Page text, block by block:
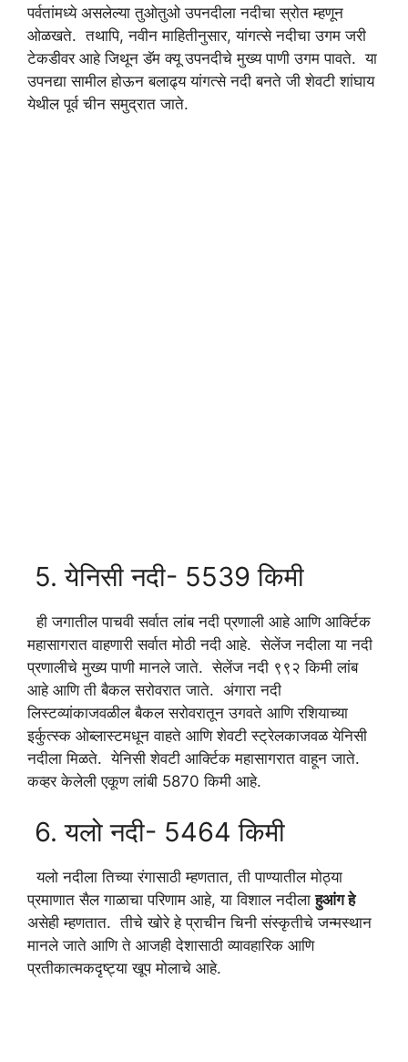
पर्वतांमध्ये असलेल्या तुओतुओ उपनदीला नदीचा स्रोत म्हणून
ओळखते. तथापि, नवीन माहितीनुसार, यांगत्से नदीचा उगम जरी
टेकडीवर आहे जिथून डॅम क्यू उपनदीचे मुख्य पाणी उगम पावते. या
उपनद्या सामील होऊन बलाढ्य यांगत्से नदी बनते जी शेवटी शांघाय
येथील पूर्व चीन समुद्रात जाते.
5. येनिसी नदी- 5539 किमी
ही जगातील पाचवी सर्वात लांब नदी प्रणाली आहे आणि आर्क्टिक
महासागरात वाहणारी सर्वात मोठी नदी आहे. सेलेंज नदीला या नदी
प्रणालीचे मुख्य पाणी मानले जाते. सेलेंज नदी ९९२ किमी लांब
आहे आणि ती बैकल सरोवरात जाते. अंगारा नदी
लिस्टव्यांकाजवळील बैकल सरोवरातून उगवते आणि रशियाच्या
इर्कुत्स्क ओब्लास्टमधून वाहते आणि शेवटी स्ट्रेलकाजवळ येनिसी
नदीला मिळते. येनिसी शेवटी आर्क्टिक महासागरात वाहून जाते.
कव्हर केलेली एकूण लांबी 5870 किमी आहे.
6. यलो नदी- 5464 किमी
यलो नदीला तिच्या रंगासाठी म्हणतात, ती पाण्यातील मोठ्या
प्रमाणात सैल गाळाचा परिणाम आहे, या विशाल नदीलाहुआंग हे
असेही म्हणतात. तीचे खोरे हे प्राचीन चिनी संस्कृतीचे जन्मस्थान
मानले जाते आणि ते आजही देशासाठी व्यावहारिक आणि
प्रतीकात्मकदृष्ट्या खूप मोलाचे आहे.